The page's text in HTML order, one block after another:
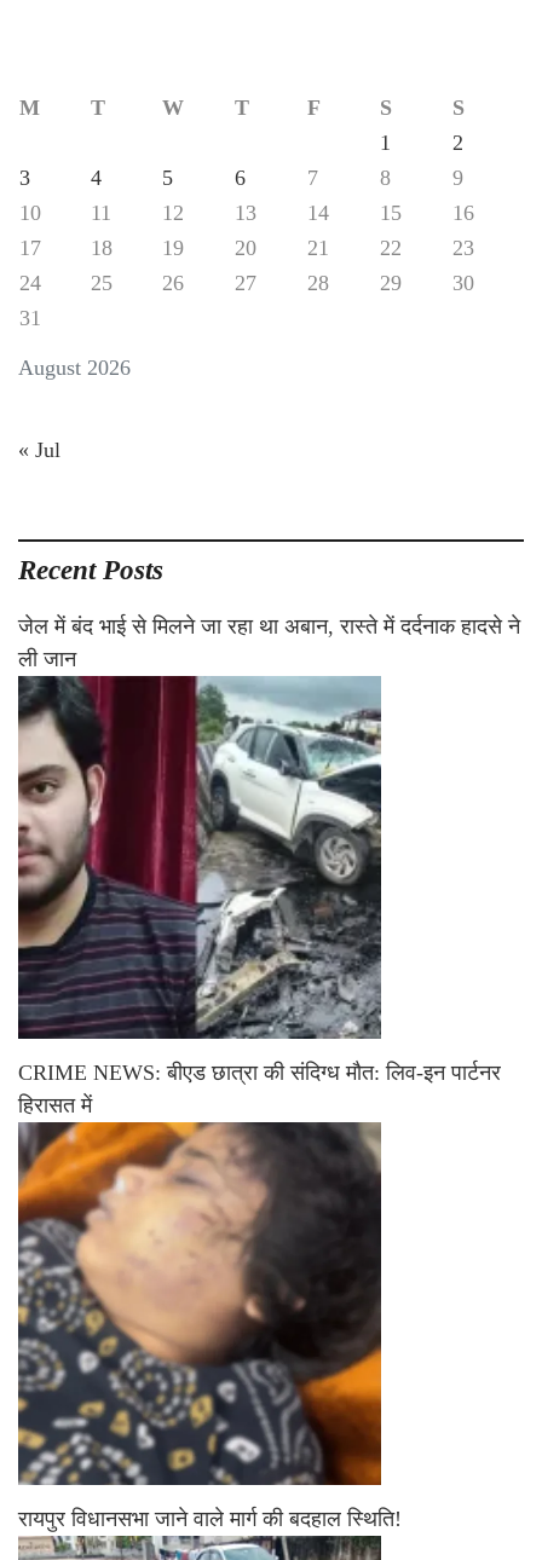
August 2026
M T W T F S
S
1
2
3
4 5 6 7 8
9
10
11 12 13 14 15
16
17
18 19 20 21 22
23
24
25 26 27 28 29
30
31
« Jul
Recent Posts
जेल में बंद भाई से मिलने जा रहा था अबान, रास्ते में दर्दनाक हादसे ने
ली जान
CRIME NEWS: बीएड छात्रा की संदिग्ध मौत: लिव-इन पार्टनर
हिरासत में
रायपुर विधानसभा जाने वाले मार्ग की बदहाल स्थिति!